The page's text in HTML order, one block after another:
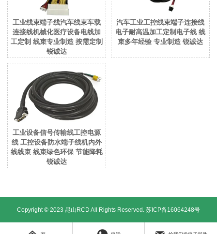
工业线束端子线汽车线束车载
连接线机械化医疗设备电线加
工定制 线束专业制造 按需定制
锐诚达
汽车工业工控线束端子连接线
电子耐高温加工定制电子线 线
束多年经验 专业制造 锐诚达
工业设备信号传输线工控电源
线 工控设备防水端子线机内外
线线束 线束绿色环保 节能降耗
锐诚达
Copyright © 2023 昆山RCD All Rights Reserved. 苏ICP备16064248号